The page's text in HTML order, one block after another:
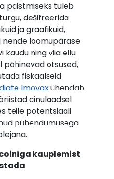
paistmiseks tuleb
dešifreerida
ja graafikuid,
loomupärase
kaudu ning viia ellu
põhinevad otsused,
fiskaalseid
Imovaxühendab
ainulaadsel
teile potentsiaali
pühendumusega
kauplemist